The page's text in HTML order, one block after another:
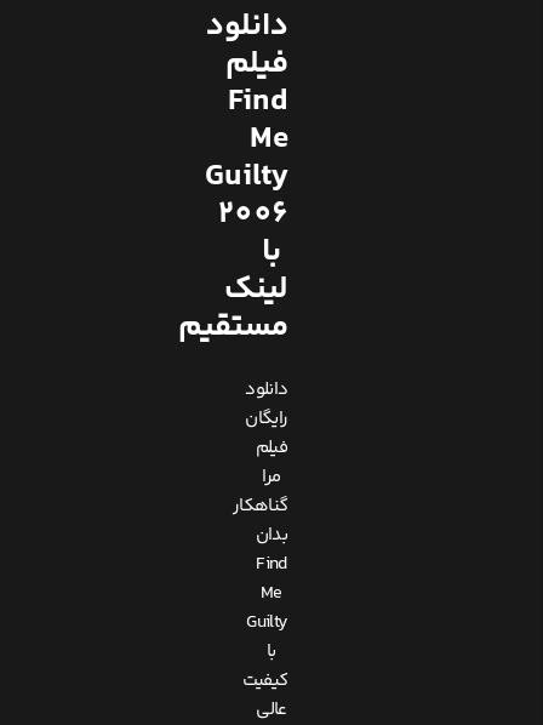
دانلود
فیلم
Find
Me
Guilty
2006
با
لینک
مستقیم
دانلود
رایگان
فیلم
مرا
گناهکار
بدان
Find
Me
Guilty
با
کیفیت
عالی